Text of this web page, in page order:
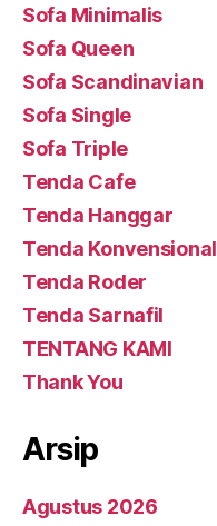
Sofa Minimalis
Sofa Queen
Sofa Scandinavian
Sofa Single
Sofa Triple
Tenda Cafe
Tenda Hanggar
Tenda Konvensional
Tenda Roder
Tenda Sarnafil
TENTANG KAMI
Thank You
Arsip
Agustus 2026